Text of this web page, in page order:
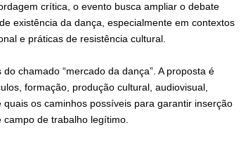
crítica, o evento busca ampliar o debate
existência da dança, especialmente em contextos
e práticas de resistência cultural.
chamado “mercado da dança”. A proposta é
formação, produção cultural, audiovisual,
os caminhos possíveis para garantir inserção
de trabalho legítimo.